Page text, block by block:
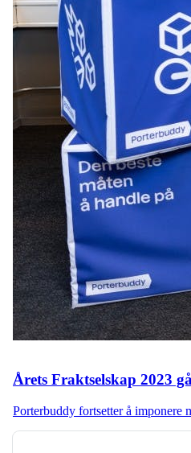
Årets Fraktselskap 2023
Porterbuddy fortsetter å imponere